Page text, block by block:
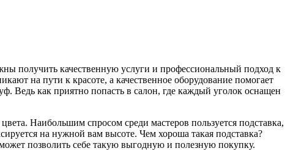
получить качественную услуги и профессиональный подход к
на пути к красоте, а качественное оборудование помогает
Ведь как приятно попасть в салон, где каждый уголок оснащен
Наибольшим спросом среди мастеров пользуется подставка,
на нужной вам высоте. Чем хороша такая подставка?
позволить себе такую выгодную и полезную покупку.